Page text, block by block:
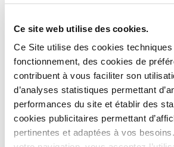
Ce site web utilise des cookies.
Ce Site utilise des cookies
fonctionnement, des cookies de
contribuent à vous faciliter son
d’analyses statistiques permettant
performances du site et établir des
cookies publicitaires permettant
pertinentes et adaptées à vos
jourune valeur sûre et
L’investissement locatif vous
patrimoine, protéger votre
retraite et parfois même de vous
complémentaires.
Au cours des dernières années,
mesures ont été mises en